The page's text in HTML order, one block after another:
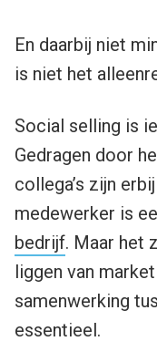
En daarbij niet
is niet het
Social selling is
Gedragen door
collega’s zijn
medewerker is
bedrijf. Maar het
liggen van
samenwerking
essentieel.